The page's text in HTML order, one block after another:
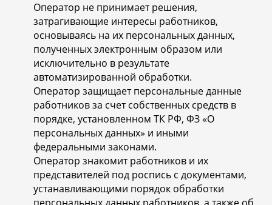
Оператор не принимает решения,
затрагивающие интересы работников,
основываясь на их персональных данных,
полученных электронным образом или
исключительно в результате
автоматизированной обработки.
Оператор защищает персональные данные
работников за счет собственных средств в
порядке, установленном ТК РФ, ФЗ «О
персональных данных» и иными
федеральными законами.
Оператор знакомит работников и их
представителей под роспись с документами,
устанавливающими порядок обработки